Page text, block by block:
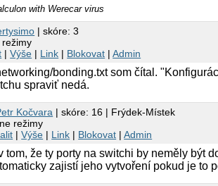
with Werecar virus
| skóre: 3
režimy
|Výše | Link | Blokovat |Admin
bonding.txt som čítal.
spraviť nedá.
Kočvara | skóre: 16 | Frýdek-Místek
režimy
|Výše | Link | Blokovat |Admin
tom, že ty porty na switchi by neměly být
zajistí jeho vytvoření pokud je to